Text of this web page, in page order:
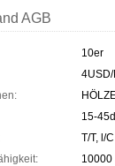
AGB
10er
4USD/
15-
T/T, l/
10000